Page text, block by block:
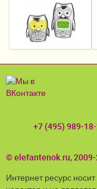
Качели, шезлонги
Манежи
Ходунки и прыгунки
Принадлежности
Сумки для мам и
Кенгуру и слинги
+7 (495) 989-
© elefantenok.ru,
Интернет ресурс